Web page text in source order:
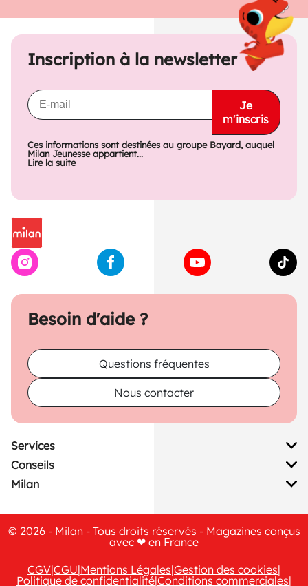
Besoin d'aide ?
Questions fréquentes
Nous contacter
Inscription à la newsletter
Je
m'inscris
Ces informations sont destinées au groupe Bayard, auquel
Milan Jeunesse appartient...
Lire la suite
Services
Conseils
Milan
© 2026 - Milan - Tous droits réservés - Magazines conçus
avec ❤ en France
CGV|CGU|Mentions Légales|Gestion des cookies|
Politique de confidentialité|Conditions commerciales|